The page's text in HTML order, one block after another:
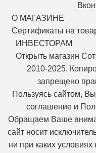
О МАГАЗИНЕ
Сертификаты на
ИНВЕСТОРАМ
Открыть магазин
2010-2025.
запрещено
Пользуясь сайтом,
соглашение и
Обращаем Ваше
сайт носит
ни при каких